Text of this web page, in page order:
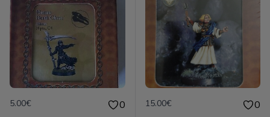
5.00€ 0 15.00€ 0